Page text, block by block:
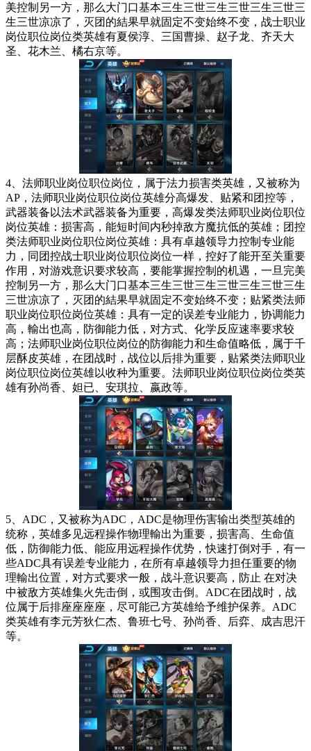
美控制另一方，那么大门口基本三生三世三生三世三生三世三
生三世凉凉了，灭团的結果早就固定不变始终不变，战士职业
岗位职位岗位类英雄有夏侯淳、三国曹操、赵子龙、齐天大
圣、花木兰、橘右京等。
4、法师职业岗位职位岗位，属于法力损害类英雄，又被称为
AP，法师职业岗位职位岗位英雄分高爆发、贴紧和团控等，
武器装备以法术武器装备为重要，高爆发类法师职业岗位职位
岗位英雄：损害高，能短时间内秒掉敌方魔抗低的英雄；团控
类法师职业岗位职位岗位英雄：具有卓越领导力控制专业能
力，同团控战士职业岗位职位岗位一样，控好了能开至关重要
作用，对游戏意识要求较高，要能掌握控制的机遇，一旦完美
控制另一方，那么大门口基本三生三世三生三世三生三世三生
三世凉凉了，灭团的結果早就固定不变始终不变；贴紧类法师
职业岗位职位岗位英雄：具有一定的误差专业能力，协调能力
高，輸出也高，防御能力低，对方式、化学反应速率要求较
高；法师职业岗位职位岗位的防御能力和生命值略低，属于千
层酥皮英雄，在团战时，战位以后排为重要，贴紧类法师职业
岗位职位岗位英雄以收种为重要。法师职业岗位职位岗位类英
雄有孙尚香、妲已、安琪拉、嬴政等。
5、ADC，又被称为ADC，ADC是物理伤害输出类型英雄的
统称，英雄多见远程操作物理輸出为重要，损害高、生命值
低，防御能力低、能应用远程操作优势，快速打倒对手，有一
些ADC具有误差专业能力，在所有卓越领导力担任重要的物
理輸出位置，对方式要求一般，战斗意识要高，防止 在对决
中被敌方英雄集火先击倒，或围攻击倒。ADC在团战时，战
位属于后排座座座座，尽可能己方英雄给予维护保养。ADC
类英雄有李元芳狄仁杰、鲁班七号、孙尚香、后弈、成吉思汗
等。